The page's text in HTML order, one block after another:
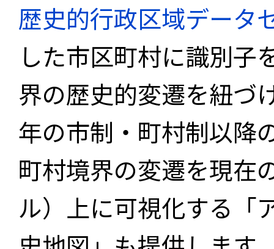
歴史的行政区域データ
した市区町村に識別子
界の歴史的変遷を紐づ
年の市制・町村制以降
町村境界の変遷を現在
ル）上に可視化する「